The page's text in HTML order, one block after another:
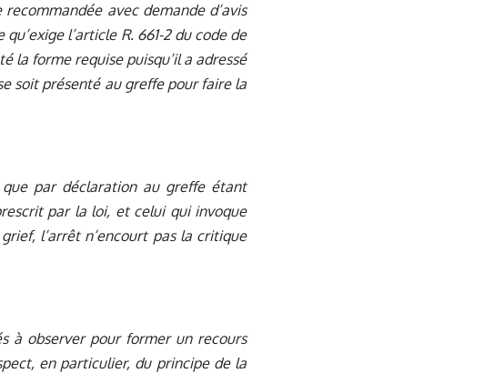
avec demande d’avis
l’article R. 661-2 du code de
la forme requise puisqu’il a adressé
soit présenté au greffe pour faire la
par déclaration au greffe étant
par la loi, et celui qui invoque
l’arrêt n’encourt pas la critique
à observer pour former un recours
en particulier, du principe de la